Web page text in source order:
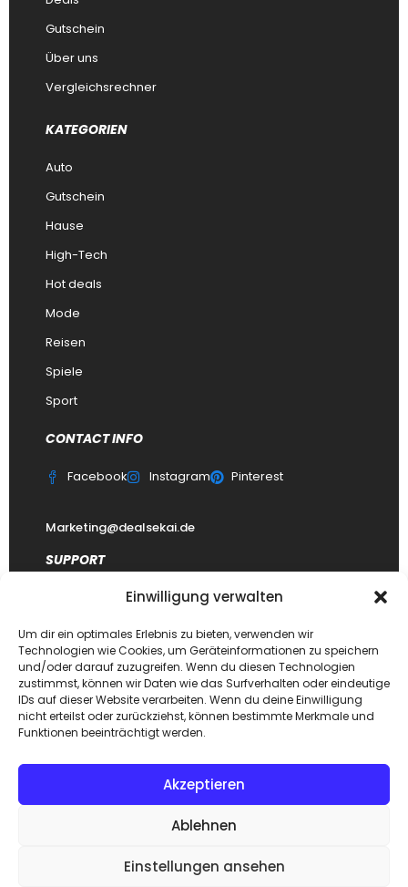
Einwilligung verwalten
Um dir ein optimales Erlebnis zu bieten, verwenden wir
Technologien wie Cookies, um Geräteinformationen zu speichern
und/oder darauf zuzugreifen. Wenn du diesen Technologien
zustimmst, können wir Daten wie das Surfverhalten oder eindeutige
IDs auf dieser Website verarbeiten. Wenn du deine Einwilligung
nicht erteilst oder zurückziehst, können bestimmte Merkmale und
Funktionen beeinträchtigt werden.
Akzeptieren
Ablehnen
Einstellungen ansehen
Gutschein
Über uns
Vergleichsrechner
KATEGORIEN
Auto
Gutschein
Hause
High-Tech
Hot deals
Mode
Reisen
Spiele
Sport
CONTACT INFO
Facebook Instagram Pinterest
Marketing@dealsekai.de
SUPPORT
datenschutzerklärung
Impressum
Haftungsausschluss
FAQ Dealsekai
Copyright © 2026. Designed byDealsekai